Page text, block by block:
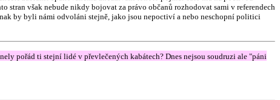
však nebude nikdy bojovat za právo občanů rozhodovat sami v referendech
by byli námi odvoláni stejně, jako jsou nepoctiví a nebo neschopní politici
pořád ti stejní lidé v převlečených kabátech? Dnes nejsou soudruzi ale "páni